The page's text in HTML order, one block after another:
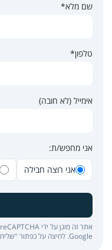
שם מלא*
טלפון*
אימייל (לא חובה)
אני מחפש/ת:
אני רוצה חבילה
אתר זה מוגן על ידי reCAPTCHA וחלים
Google. לחיצה על כפתור "שליחה" מהווה הסכמה ל